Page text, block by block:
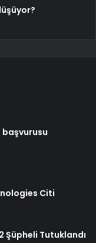
başvurusu
Citi
Şüpheli Tutuklandı